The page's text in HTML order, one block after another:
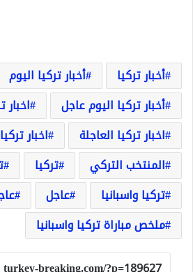
أخبار تركيا
أخبار تركيا اليوم
أخبار تركيا اليوم عاجل
اخبار
اخبار تركيا العاجلة
اخبار
المنتخب التركي
تركيا
تركيا واسبانيا
عاجل
ملخص مباراة تركيا واسبانيا